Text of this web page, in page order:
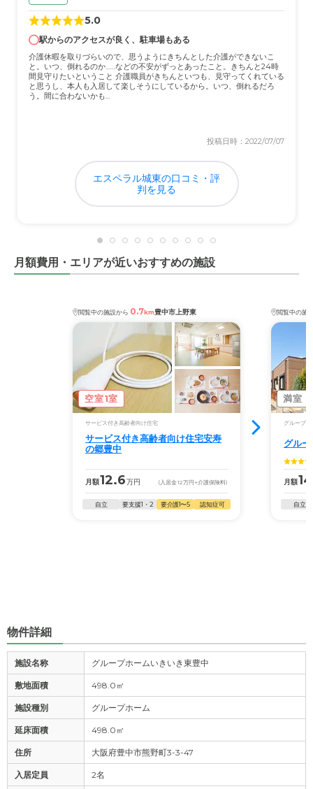
5.0
駅からのアクセスが良く、駐車場もある
介護休暇を取りづらいので、思うようにきちんとした介護ができないこ
と。いつ、倒れるのか……などの不安がずっとあったこと。きちんと24時
間見守りたいということ 介護職員がきちんといつも、見守ってくれている
と思うし、本人も入居して楽しそうにしているから。いつ、倒れるだろ
う。間に合わないかも...
投稿日時：2022/07/07
エスペラル城東の口コミ・評
判を見る
月額費用・エリアが近いおすすめの施設
閲覧中の施設から 0.7km豊中市上野東
空室1室
サービス付き高齢者向け住宅
サービス付き高齢者向け住宅安寿
の郷豊中
月額12.6万円 (入居金12万円 +介護保険料)
自立 要支援1・2 要介護1〜5 認知症可
閲覧中の施
満室
グループホ
グル
月額
自立
物件詳細
施設名称 グループホームいきいき東豊中
敷地面積 498.0㎡
施設種別 グループホーム
延床面積 498.0㎡
住所 大阪府豊中市熊野町3-3-47
入居定員 2名